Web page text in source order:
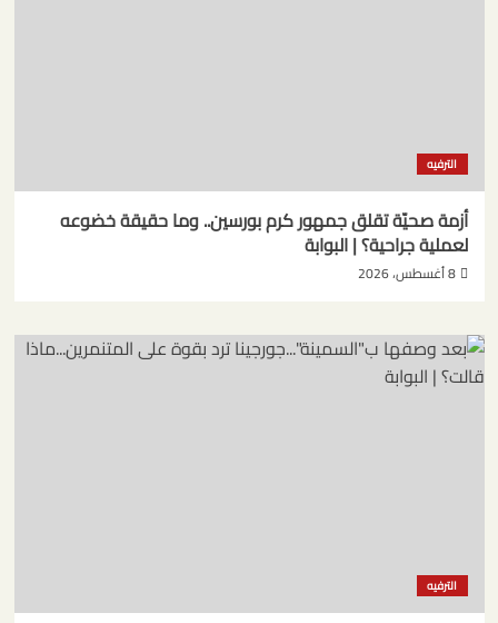
الترفيه
أزمة صحيّة تقلق جمهور كرم بورسين.. وما حقيقة خضوعه
لعملية جراحية؟ | البوابة
8 أغسطس، 2026
الترفيه